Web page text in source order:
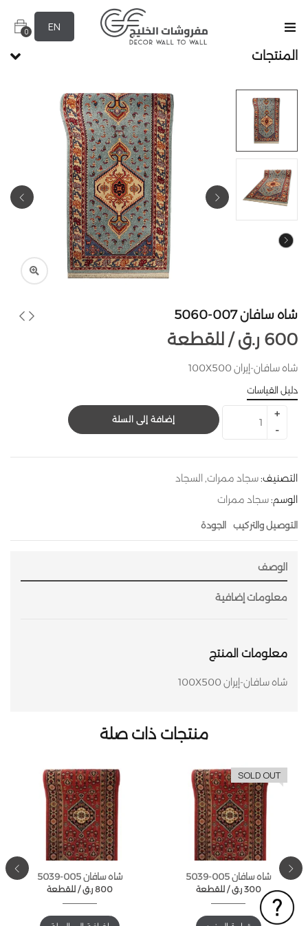
EN
0
المنتجات
شاه سافان 007-5060
للقطعة / 600 ر.ق
شاه سافان-إيران 100X500
دليل القياسات
إضافة إلى السلة
التصنيف:سجاد ممرات السجاد
الوسم:سجاد ممرات
التوصيل والتركيب الجودة
الوصف
معلومات إضافية
معلومات المنتج
شاه سافان-إيران 100X500
منتجات ذات صلة
SOLD OUT
شاه سافان 005-5039
للقطعة / 300 ر.ق
شاه سافان 005-5039
للقطعة / 800 ر.ق